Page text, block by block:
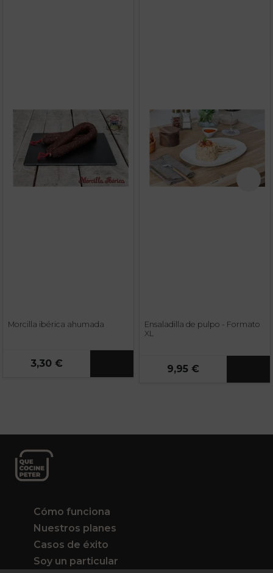
Morcilla ibérica ahumada
3,30 €
Ensaladilla de pulpo - Formato
XL
9,95 €
Cómo funciona
Nuestros planes
Casos de éxito
Soy un particular